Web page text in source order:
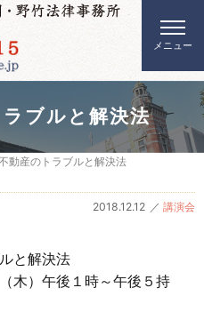
ブルと解決法
動産のトラブルと解決法
2018.12.12 講演会
と解決法
木）午後１時～午後５持